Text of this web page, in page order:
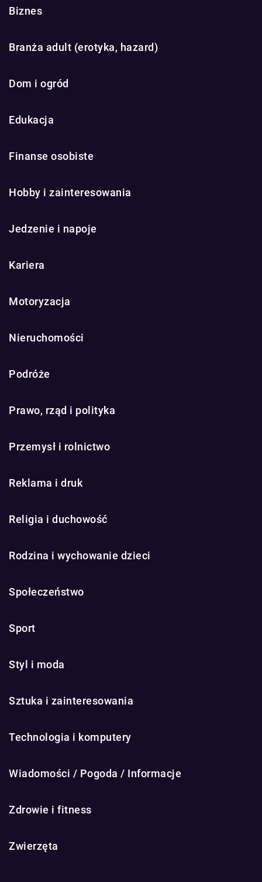
Biznes
Branża adult (erotyka, hazard)
Dom i ogród
Edukacja
Finanse osobiste
Hobby i zainteresowania
Jedzenie i napoje
Kariera
Motoryzacja
Nieruchomości
Podróże
Prawo, rząd i polityka
Przemysł i rolnictwo
Reklama i druk
Religia i duchowość
Rodzina i wychowanie dzieci
Społeczeństwo
Sport
Styl i moda
Sztuka i zainteresowania
Technologia i komputery
Wiadomości / Pogoda / Informacje
Zdrowie i fitness
Zwierzęta